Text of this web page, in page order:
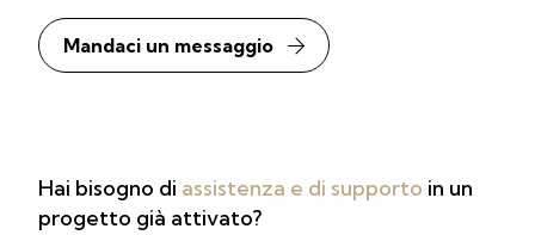
Mandaci un messaggio
Hai bisogno di assistenza e di supporto in un
progetto già attivato?